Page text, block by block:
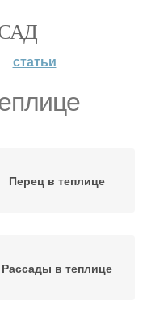
статьи
Перец в теплице
Рассады в теплице